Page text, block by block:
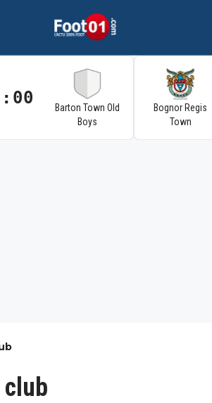
Barton Town Old
Boys
Bognor Regis
Town